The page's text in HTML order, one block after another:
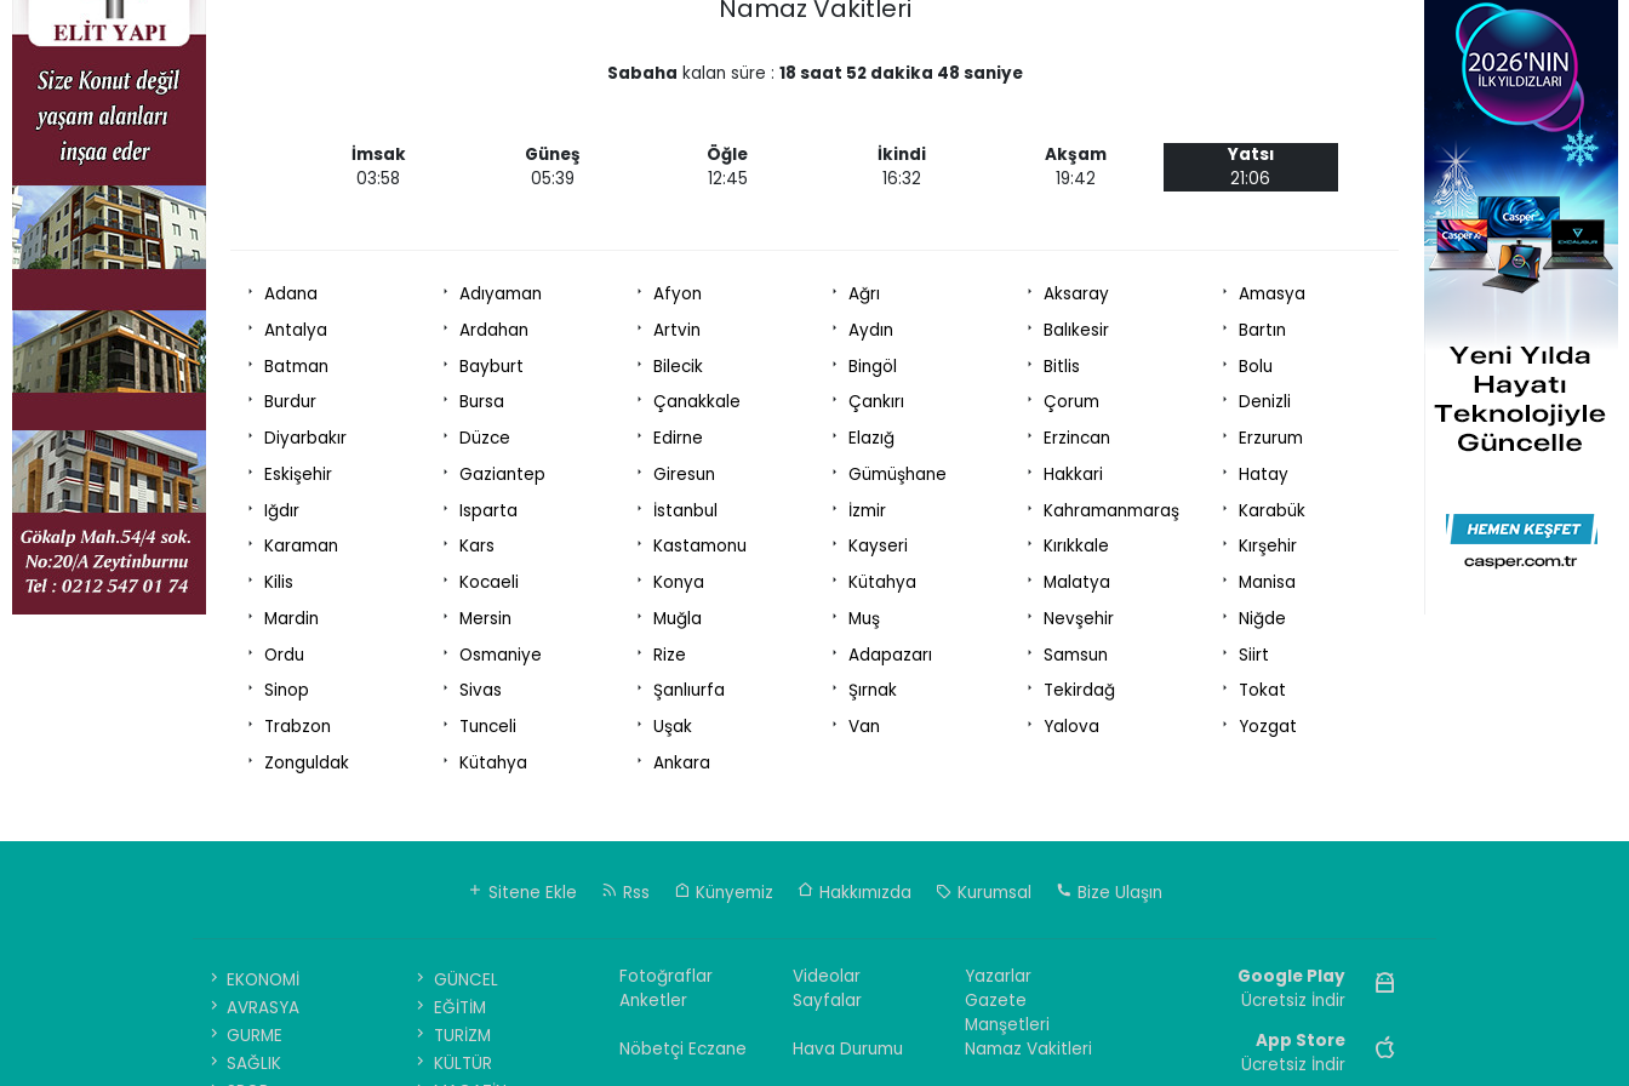
Namaz Vakitleri
Sabaha kalan süre : 18 saat 52 dakika 47 saniye
İmsak
03:58
Güneş
05:39
Öğle
12:45
İkindi
16:32
Akşam
19:42
Yatsı
21:06
Adana Adıyaman Afyon Ağrı Aksaray
Amasya
Antalya
Ardahan Artvin Aydın Balıkesir
Bartın
Batman
Bayburt Bilecik Bingöl Bitlis
Bolu
Burdur
Bursa Çanakkale Çankırı Çorum
Denizli
Diyarbakır
Düzce Edirne Elazığ Erzincan
Erzurum
Eskişehir
Gaziantep Giresun Gümüşhane Hakkari
Hatay
Iğdır
Isparta İstanbul İzmir Kahramanmaraş
Karabük
Karaman
Kars Kastamonu Kayseri Kırıkkale
Kırşehir
Kilis
Kocaeli Konya Kütahya Malatya
Manisa
Mardin
Mersin Muğla Muş Nevşehir
Niğde
Ordu
Osmaniye Rize Adapazarı Samsun
Siirt
Sinop
Sivas Şanlıurfa Şırnak Tekirdağ
Tokat
Trabzon
Tunceli Uşak Van Yalova
Yozgat
Zonguldak
Kütahya Ankara
Sitene Ekle Rss Künyemiz Hakkımızda Kurumsal Bize Ulaşın
EKONOMİ
GÜNCEL
AVRASYA
EĞİTİM
GURME
TURİZM
SAĞLIK
KÜLTÜR
Fotoğraflar Videolar
Yazarlar
Anketler
Sayfalar
Gazete
Manşetleri
Nöbetçi Eczane
Hava Durumu Namaz Vakitleri
Google Play
Ücretsiz İndir
App Store
Ücretsiz İndir